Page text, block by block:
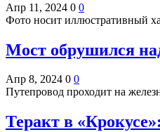
Апр 11, 2024 0 0
Фото носит иллюстративный
Мост обрушился
Апр 8, 2024 0 0
Путепровод проходит на
Теракт в